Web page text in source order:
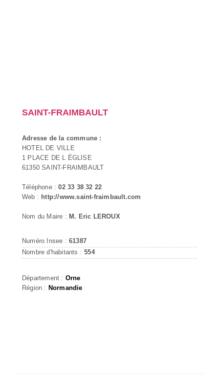
SAINT-FRAIMBAULT
Adresse de la commune :
HOTEL DE VILLE
1 PLACE DE L ÉGLISE
61350 SAINT-FRAIMBAULT
Téléphone :02 33 38 32 22
Web : http://www.saint-fraimbault.com
Nom du Maire : M. Eric LEROUX
Numéro Insee : 61387
Nombre d'habitants :554
Département : Orne
Région : Normandie